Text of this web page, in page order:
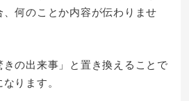
何のことか内容が伝わりませ
の出来事」と置き換えることで
ります。